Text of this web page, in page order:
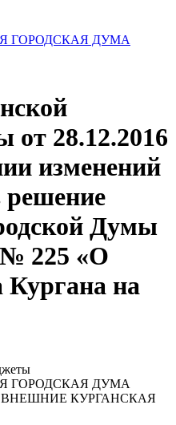
ГОРОДСКАЯ ДУМА
от 28.12.2016
изменений
решение
Думы
№ 225 «О
Кургана на
ГОРОДСКАЯ ДУМА
ВНЕШНИЕ КУРГАНСКАЯ